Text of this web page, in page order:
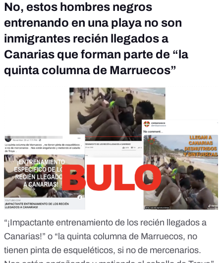
No, estos hombres negros
entrenando en una playa no son
inmigrantes recién llegados a
Canarias que forman parte de “la
quinta columna de Marruecos”
“¡Impactante entrenamiento de los recién llegados a
Canarias!” o “la quinta columna de Marruecos, no
tienen pinta de esqueléticos, si no de mercenarios.